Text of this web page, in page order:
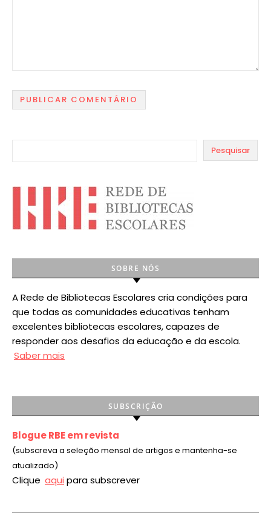
Pesquisar
SOBRE NÓS
A Rede de Bibliotecas Escolares cria condições para
que todas as comunidades educativas tenham
excelentes bibliotecas escolares, capazes de
responder aos desafios da educação e da escola.
Saber mais
SUBSCRIÇÃO
Blogue RBE em revista
(subscreva a seleção mensal de artigos e mantenha-se
atualizado)
Clique aqui para subscrever